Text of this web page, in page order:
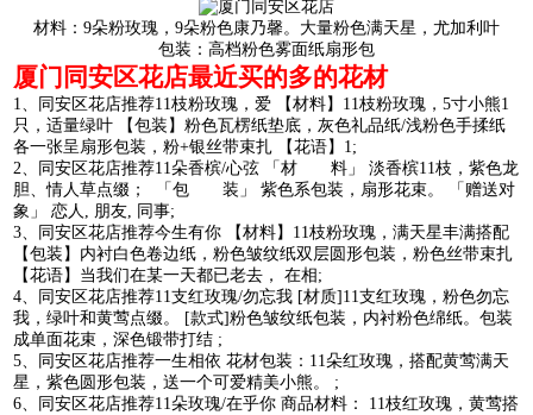
材料：9朵粉玫瑰，9朵粉色康乃馨。大量粉色满天星，尤加利叶
包装：高档粉色雾面纸扇形包
厦门同安区花店最近买的多的花材
1、同安区花店推荐11枝粉玫瑰，爱 【材料】11枝粉玫瑰，5寸小熊1
只，适量绿叶 【包装】粉色瓦楞纸垫底，灰色礼品纸/浅粉色手揉纸
各一张呈扇形包装，粉+银丝带束扎 【花语】1;
2、同安区花店推荐11朵香槟/心弦 「材 料」 淡香槟11枝，紫色龙
胆、情人草点缀； 「包 装」 紫色系包装，扇形花束。 「赠送对
象」 恋人, 朋友, 同事;
3、同安区花店推荐今生有你 【材料】11枝粉玫瑰，满天星丰满搭配
【包装】内衬白色卷边纸，粉色皱纹纸双层圆形包装，粉色丝带束扎
【花语】当我们在某一天都已老去， 在相;
4、同安区花店推荐11支红玫瑰/勿忘我 [材质]11支红玫瑰，粉色勿忘
我，绿叶和黄莺点缀。 [款式]粉色皱纹纸包装，内衬粉色绵纸。包装
成单面花束，深色锻带打结 ;
5、同安区花店推荐一生相依 花材包装：11朵红玫瑰，搭配黄莺满天
星，紫色圆形包装，送一个可爱精美小熊。 ;
6、同安区花店推荐11朵玫瑰/在乎你 商品材料： 11枝红玫瑰，黄莺搭